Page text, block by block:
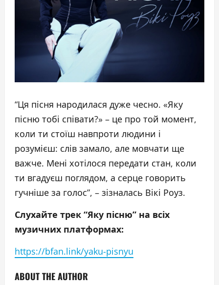
“Ця пісня народилася дуже чесно. «Яку
пісню тобі співати?» – це про той момент,
коли ти стоїш навпроти людини і
розумієш: слів замало, але мовчати ще
важче. Мені хотілося передати стан, коли
ти вгадуєш поглядом, а серце говорить
гучніше за голос”, – зізналась Вікі Роуз.
Слухайте трек “Яку пісню” на всіх
музичних платформах:
https://bfan.link/yaku-pisnyu
ABOUT THE AUTHOR